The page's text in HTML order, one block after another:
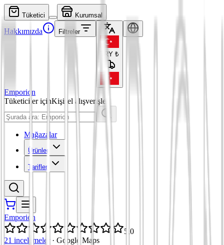
Tüketici Kurumsal
Hakkımızda Filtreler
TRY ₺
Emporion
Tüketiciler içinKişisel alışverişler
Mağazalar
Ürünler
Tarifler
Emporion
5,0
21 incelemeler
· Google Maps